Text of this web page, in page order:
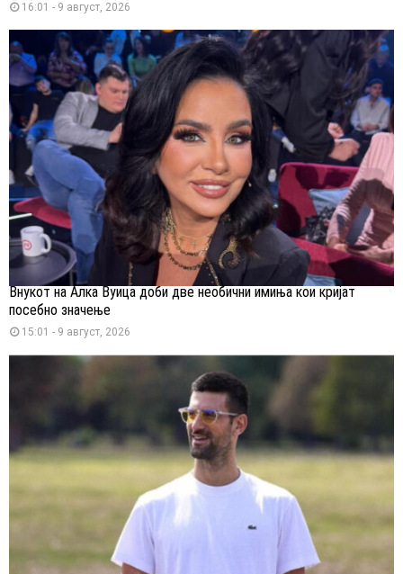
16:01 - 9 август, 2026
Внукот на Алка Вуица доби две необични имиња кои кријат
посебно значење
15:01 - 9 август, 2026